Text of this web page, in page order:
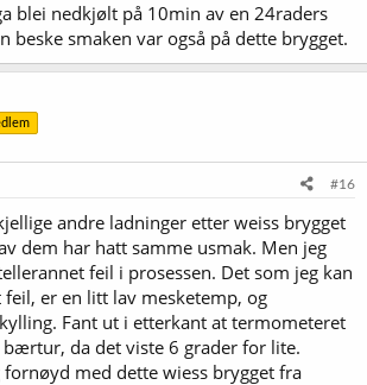
blei nedkjølt på 10min av en 24raders
beske smaken var også på dette brygget.
#16
andre ladninger etter weiss brygget
dem har hatt samme usmak. Men jeg
feil i prosessen. Det som jeg kan
er en litt lav mesketemp, og
Fant ut i etterkant at termometeret
da det viste 6 grader for lite.
med dette wiess brygget fra